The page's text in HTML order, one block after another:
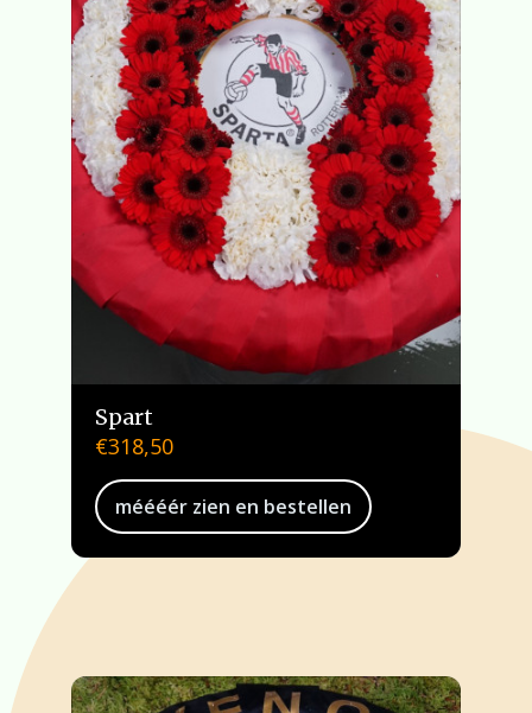
Spart
€318,50
méééér zien en bestellen